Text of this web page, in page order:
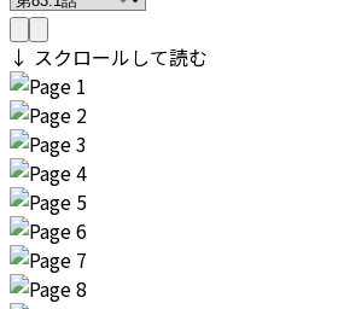
↓ スクロールして読む